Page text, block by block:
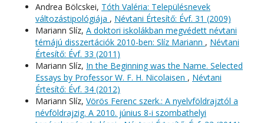
Andrea Bölcskei, Tóth Valéria: Településnevek
változástipológiája , Névtani Értesítő: Évf. 31 (2009)
Mariann Slíz, A doktori iskolákban megvédett névtani
témájú disszertációk 2010-ben: Slíz Mariann , Névtani
Értesítő: Évf. 33 (2011)
Mariann Slíz, In the Beginning was the Name. Selected
Essays by Professor W. F. H. Nicolaisen , Névtani
Értesítő: Évf. 34 (2012)
Mariann Slíz, Vörös Ferenc szerk.: A nyelvföldrajztól a
névföldrajzig. A 2010. június 8-i szombathelyi